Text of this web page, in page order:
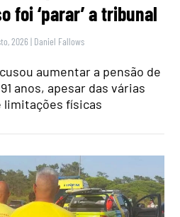
foi ‘parar’ a tribunal
2026 | Daniel Fallows
aumentar a pensão de
anos, apesar das várias
limitações físicas